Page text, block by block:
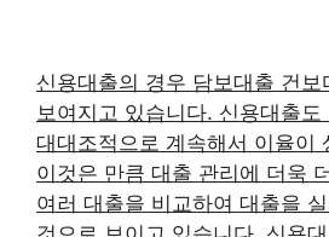
신용대출의 경우 담보대출 건보
보여지고 있습니다. 신용대출
대대조적으로 계속해서 이율이
이것은 만큼 대출 관리에 더욱
여러 대출을 비교하여 대출을